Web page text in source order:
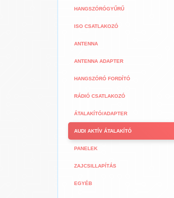
HANGSZÓRÓGYŰRŰ
ISO CSATLAKOZÓ
ANTENNA
ANTENNA ADAPTER
HANGSZÓRÓ FORDÍTÓ
RÁDIÓ CSATLAKOZÓ
ÁTALAKÍTÓ/ADAPTER
AUDI AKTÍV ÁTALAKÍTÓ
PANELEK
ZAJCSILLAPÍTÁS
EGYÉB